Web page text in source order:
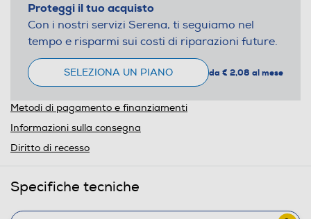
Proteggi il tuo acquisto
Con i nostri servizi Serena, ti seguiamo nel
tempo e risparmi sui costi di riparazioni future.
SELEZIONA UN PIANO da € 2,08 al mese
Metodi di pagamento e finanziamenti
Informazioni sulla consegna
Diritto di recesso
Specifiche tecniche